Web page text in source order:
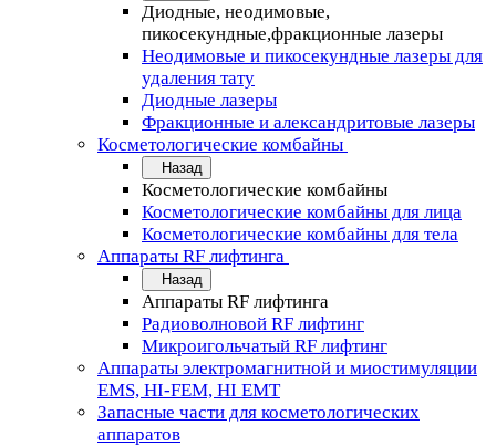
Диодные, неодимовые,
пикосекундные,фракционные лазеры
Неодимовые и пикосекундные лазеры для
удаления тату
Диодные лазеры
Фракционные и александритовые лазеры
Косметологические комбайны
Назад
Косметологические комбайны
Косметологические комбайны для лица
Косметологические комбайны для тела
Аппараты RF лифтинга
Назад
Аппараты RF лифтинга
Радиоволновой RF лифтинг
Микроигольчатый RF лифтинг
Аппараты электромагнитной и миостимуляции
EMS, HI-FEM, HI EMT
Запасные части для косметологических
аппаратов